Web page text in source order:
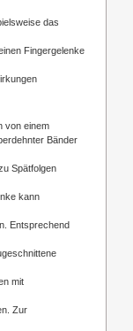
das
Fingergelenke
von einem
Bänder
Spätfolgen
kann
Entsprechend
mit
Zur